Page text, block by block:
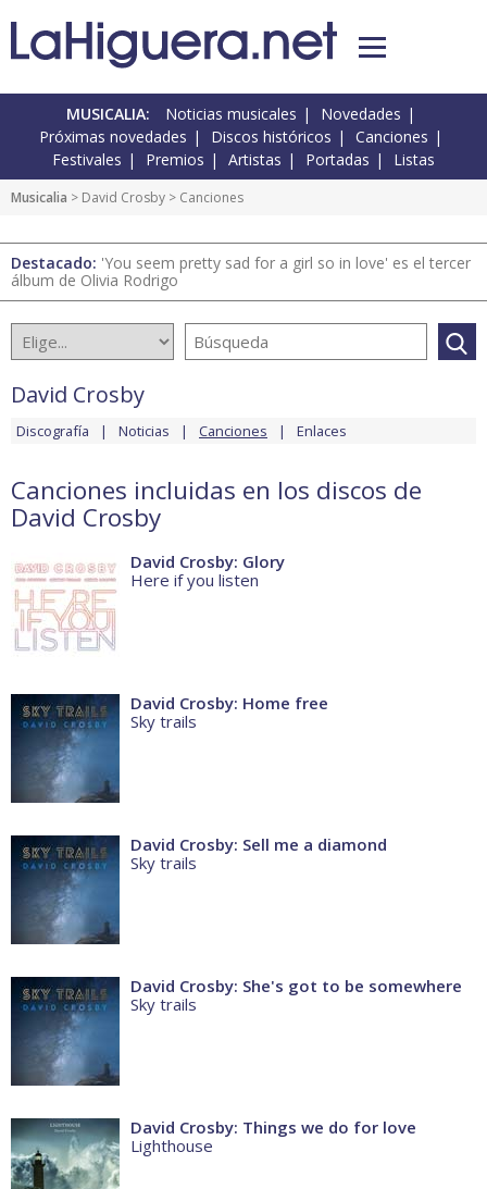
MUSICALIA: Noticias musicales
Novedades
Próximas novedades
Discos históricos
Canciones
Festivales
Premios Artistas Portadas Listas
Musicalia > David Crosby > Canciones
Destacado: 'You seem pretty sad for a girl so in love' es el tercer
álbum de Olivia Rodrigo
David Crosby
Discografía Noticias Canciones Enlaces
Canciones incluidas en los discos de
David Crosby
David Crosby: Glory
Here if you listen
David Crosby: Home free
Sky trails
David Crosby: Sell me a diamond
Sky trails
David Crosby: She's got to be somewhere
Sky trails
David Crosby: Things we do for love
Lighthouse